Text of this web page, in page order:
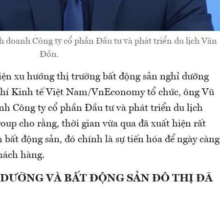
Công ty cổ phần Đầu tư và phát triển du lịch Vân
Đồn.
xu hướng thị trường bất động sản nghỉ dưỡng
Kinh tế Việt Nam/VnEconomy tổ chức, ông Vũ
Công ty cổ phần Đầu tư và phát triển du lịch
cho rằng, thời gian vừa qua đã xuất hiện rất
động sản, đó chính là sự tiến hóa để ngày càng
hàng.
VÀ BẤT ĐỘNG SẢN ĐÔ THỊ ĐÃ